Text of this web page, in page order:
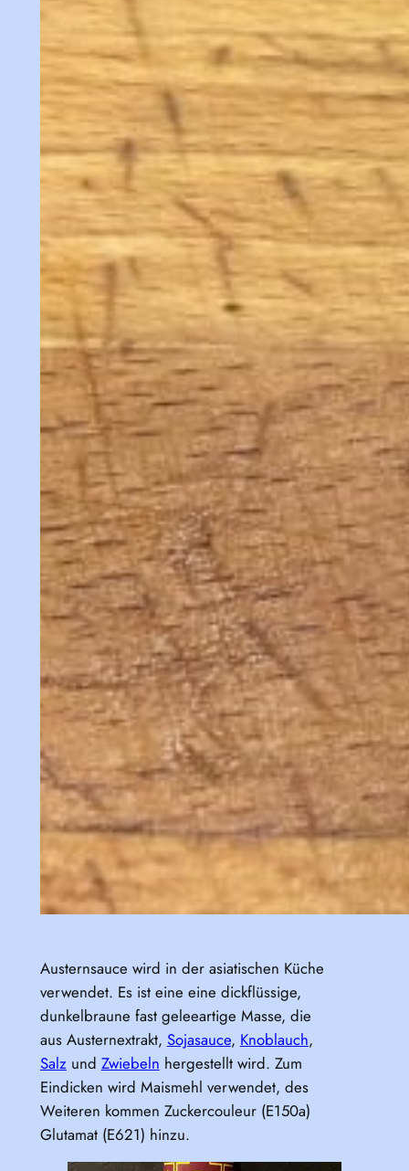
Austernsauce wird in der asiatischen Küche
verwendet. Es ist eine eine dickflüssige,
dunkelbraune fast geleeartige Masse, die
aus Austernextrakt, Sojasauce, Knoblauch,
Salzund Zwiebeln hergestellt wird. Zum
Eindicken wird Maismehl verwendet, des
Weiteren kommen Zuckercouleur (E150a)
Glutamat (E621) hinzu.